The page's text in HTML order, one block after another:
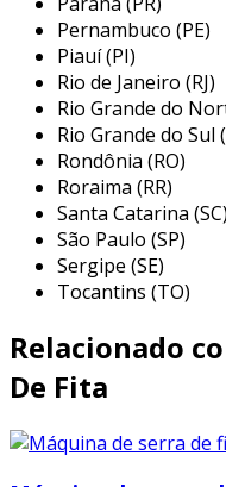
de segurança
durante a operação.
essas características
ferramenta
industriais, desde
benefícios da
mh 812lc
a máquina de serra fita
diversos benefícios que
positivamente a
relevantes, destacam-
proporcionar
Pernambuco (PE)
Piauí (PI)
Rio de Janeiro (RJ)
Rio Grande do
Rio Grande do Sul
Rondônia (RO)
Roraima (RR)
Santa Catarina (SC)
São Paulo (SP)
Sergipe (SE)
Tocantins (TO)
Relacionado
De Fita